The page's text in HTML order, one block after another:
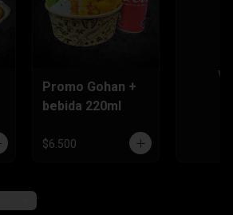
Promo Gohan +
bebida 220ml
$6.500